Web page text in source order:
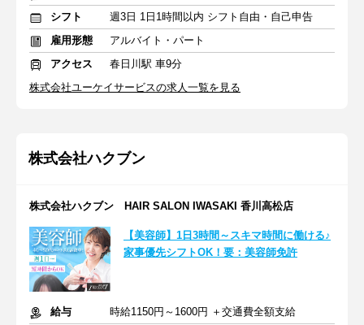
シフト
週3日 1日1時間以内 シフト自由・自己申告
雇用形態
アルバイト・パート
アクセス
春日川駅 車9分
株式会社ユーケイサービスの求人一覧を見る
株式会社ハクブン
株式会社ハクブン HAIR SALON IWASAKI 香川高松店
【美容師】1日3時間～スキマ時間に働ける♪
家事優先シフトOK！要：美容師免許
給与
時給1150円～1600円 ＋交通費全額支給